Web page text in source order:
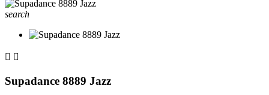
search
 
Supadance 8889 Jazz